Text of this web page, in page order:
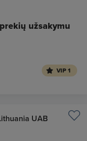
užsakymu
VIP 1
UAB